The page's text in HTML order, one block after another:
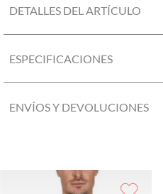
DETALLES DEL ARTÍCULO
ESPECIFICACIONES
ENVÍOS Y DEVOLUCIONES